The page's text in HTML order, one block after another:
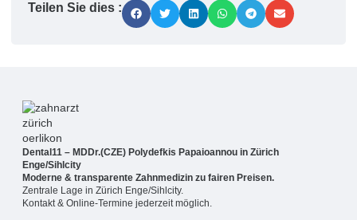
Teilen Sie dies :
Dental11 – MDDr.(CZE) Polydefkis Papaioannou in Zürich
Enge/Sihlcity
Moderne & transparente Zahnmedizin zu fairen Preisen.
Zentrale Lage in Zürich Enge/Sihlcity.
Kontakt & Online-Termine jederzeit möglich.